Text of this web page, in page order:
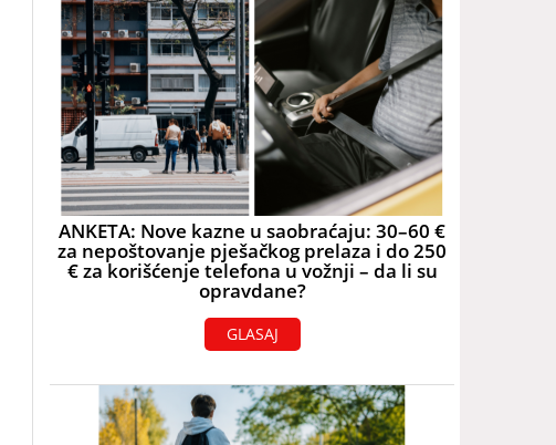
ANKETA: Nove kazne u saobraćaju: 30–60 €
za nepoštovanje pješačkog prelaza i do 250
€ za korišćenje telefona u vožnji – da li su
opravdane?
GLASAJ